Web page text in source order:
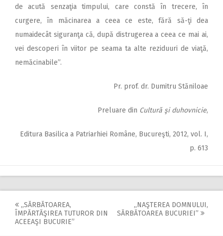
de acută senzaţia timpului, care constă în trecere, în
curgere, în măcinarea a ceea ce este, fără să-ţi dea
numaidecât siguranţa că, după distrugerea a ceea ce mai ai,
vei descoperi în viitor pe seama ta alte reziduuri de viaţă,
nemăcinabile”.
Pr. prof. dr. Dumitru Stăniloae
Preluare din Cultură şi duhovnicie,
Editura Basilica a Patriarhiei Române, Bucureşti, 2012, vol. I,
p. 613
Post
,,SĂRBĂTOAREA,
ÎMPĂRTĂŞIREA TUTUROR DIN
ACEEAŞI BUCURIE”
,,NAŞTEREA DOMNULUI,
SĂRBĂTOAREA BUCURIEI”